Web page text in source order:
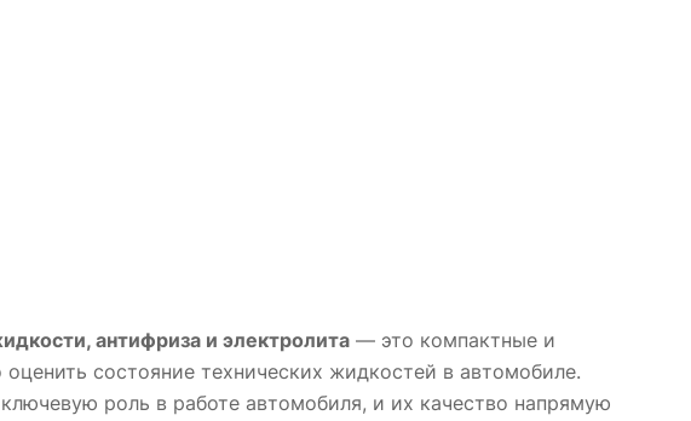
антифриза и электролита — это компактные и
состояние технических жидкостей в автомобиле.
роль в работе автомобиля, и их качество напрямую